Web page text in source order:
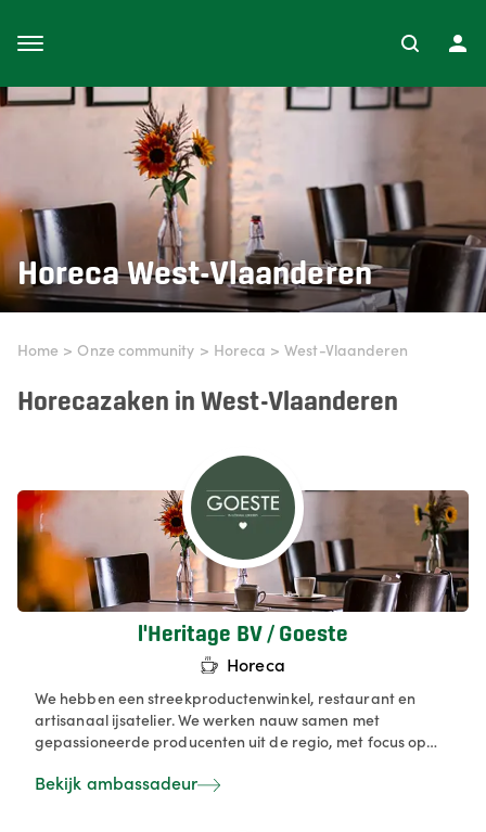
Horeca West-Vlaanderen
Home > Onze community > Horeca > West-Vlaanderen
Horecazaken in West-Vlaanderen
l'Heritage BV / Goeste
Horeca
We hebben een streekproductenwinkel, restaurant en
artisanaal ijsatelier. We werken nauw samen met
gepassioneerde producenten uit de regio, met focus op
huiselijke sfeer kan je genieten van pure, verse smaken —
Bekijk ambassadeur